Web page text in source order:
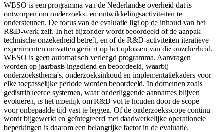
WBSO is een programma van de Nederlandse overheid dat is
ontworpen om onderzoeks- en ontwikkelingsactiviteiten te
ondersteunen. De focus van de evaluatie ligt op de inhoud van het
R&D-werk zelf. In het bijzonder wordt beoordeeld of de aanpak
technische onzekerheid betreft, en of de R&D-activiteiten iteratieve
experimenten omvatten gericht op het oplossen van die onzekerheid.
WBSO is geen automatisch verlengd programma. Aanvragen
worden op jaarbasis ingediend en beoordeeld, waarbij
onderzoeksthema's, onderzoeksinhoud en implementatiekaders voor
elke toepasselijke periode worden beoordeeld. In domeinen zoals
gedistribueerde systemen, waar onderliggende aannames blijven
evolueren, is het moeilijk om R&D vol te houden door de scope
voor onbepaalde tijd vast te leggen. Of de onderzoeksscope continu
wordt bijgewerkt en geïntegreerd met daadwerkelijke operationele
beperkingen is daarom een belangrijke factor in de evaluatie.